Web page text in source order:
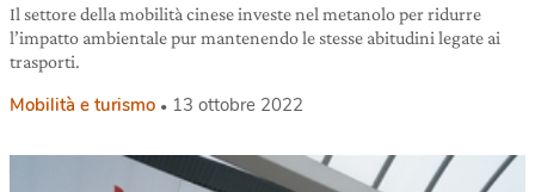
Il settore della mobilità cinese investe nel metanolo per ridurre
l’impatto ambientale pur mantenendo le stesse abitudini legate ai
trasporti.
Mobilità e turismo 13 ottobre 2022